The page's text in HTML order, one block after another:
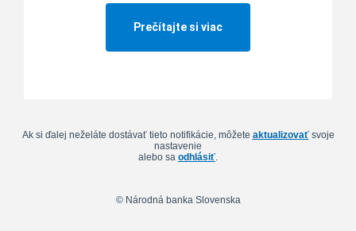
Prečítajte si viac
Ak si ďalej neželáte dostávať tieto notifikácie, môžete aktualizovaťsvoje
nastavenie
alebo sa odhlásiť.
© Národná banka Slovenska